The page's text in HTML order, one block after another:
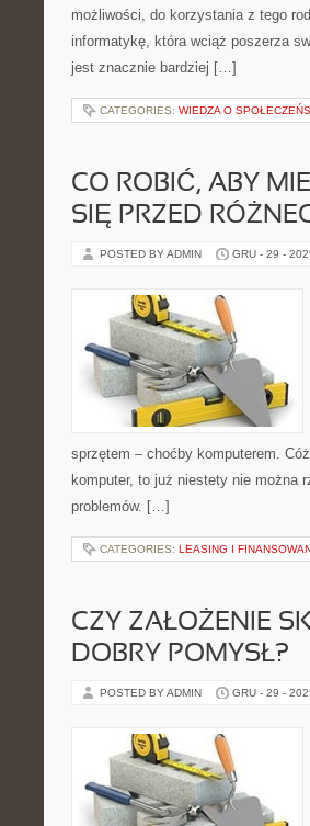
możliwości, do korzystania z tego
informatykę, która wciąż poszerza
jest znacznie bardziej […]
CATEGORIES: WIEDZA O
CO ROBIĆ, ABY
SIĘ PRZED
POSTED BY ADMIN GRU - 29 -
sprzętem – choćby komputerem.
komputer, to już niestety nie
problemów. […]
CATEGORIES: LEASING I
CZY ZAŁOŻENIE
DOBRY POMYSŁ?
POSTED BY ADMIN GRU - 29 -